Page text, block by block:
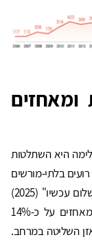
היא השתלטות
בלתי-מורשים
בשטחי מרעה וחקלאות של פלסטינים. דו"ח של "שלום עכשיו" (2025)
העריך כי מתנחלים השתלטו באמצעות החוות והמאחזים על כ-14%
השליטה במרחב.